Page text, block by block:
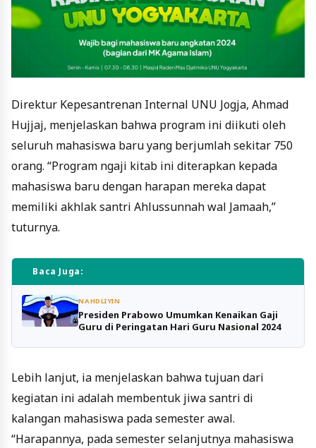
Direktur Kepesantrenan Internal UNU Jogja, Ahmad
Hujjaj, menjelaskan bahwa program ini diikuti oleh
seluruh mahasiswa baru yang berjumlah sekitar 750
orang. “Program ngaji kitab ini diterapkan kepada
mahasiswa baru dengan harapan mereka dapat
memiliki akhlak santri Ahlussunnah wal Jamaah,”
tuturnya.
Baca Juga:
NAHDLIYIN
Presiden Prabowo Umumkan Kenaikan Gaji
Guru di Peringatan Hari Guru Nasional 2024
Lebih lanjut, ia menjelaskan bahwa tujuan dari
kegiatan ini adalah membentuk jiwa santri di
kalangan mahasiswa pada semester awal.
“Harapannya, pada semester selanjutnya mahasiswa